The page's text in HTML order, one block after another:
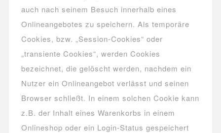
auch nach seinem Besuch innerhalb eines
Onlineangebotes zu speichern. Als temporäre
Cookies, bzw. „Session-Cookies“ oder
„transiente Cookies“, werden Cookies
bezeichnet, die gelöscht werden, nachdem ein
Nutzer ein Onlineangebot verlässt und seinen
Browser schließt. In einem solchen Cookie kann
z.B. der Inhalt eines Warenkorbs in einem
Onlineshop oder ein Login-Status gespeichert